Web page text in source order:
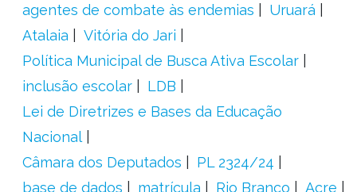
agentes de combate às endemias
Uruará
Atalaia
Vitória do Jari
Política Municipal de Busca Ativa Escolar
inclusão escolar
LDB
Lei de Diretrizes e Bases da Educação
Nacional
Câmara dos Deputados
PL 2324/24
base de dados
matrícula Rio Branco
Acre